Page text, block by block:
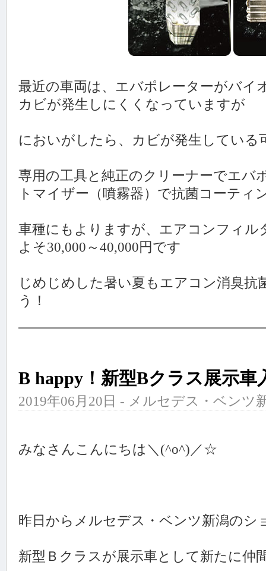
最近の車両は、エバポレーターがバイ
カビが発生しにくくなっていますが
においがしたら、カビが発生している
専用の工具と純正のクリーナーでエバ
トマイザー（噴霧器）で抗菌コーティ
車種にもよりますが、エアコンフィル
よそ30,000～40,000円です
じめじめした暑い夏もエアコン消臭
う！
B happy！新型Bクラス展示
2019年06月20日 - メルセデス・ベンツ
みなさんこんにちは＼(^o^)／☆
昨日からメルセデス・ベンツ新潟のシ
新型Ｂクラスが展示車として新たに仲